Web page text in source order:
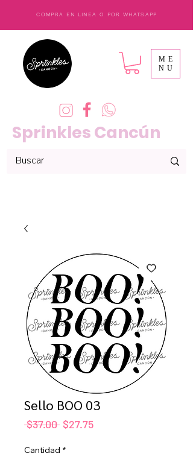
COMPRA EN LINEA O POR WHATSAPP
Sprinkles Cancún
ME
NU
Sello BOO 03
$37.00 Precio
$27.75Precio
Cantidad *